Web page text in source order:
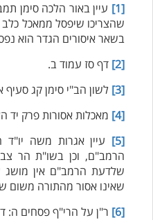
[1]
עיין באור הלכה סימן
שהצריכו שיפסל ממאכל
בשאר איסורים הגדר הוא
[2]
דף סז עמוד ב.
[3]
לשון הב"י סימן קג סעיף
[4]
מאכלות אסורות פרק יד
[5]
עיין אגרות משה
הרמב"ם, וכן בשו"ת הר
שלדעת הרמב"ם אין מושג
שאינו אסור מהתורה משום
[6]
ר"ן על הרי"ף פסחים ה: